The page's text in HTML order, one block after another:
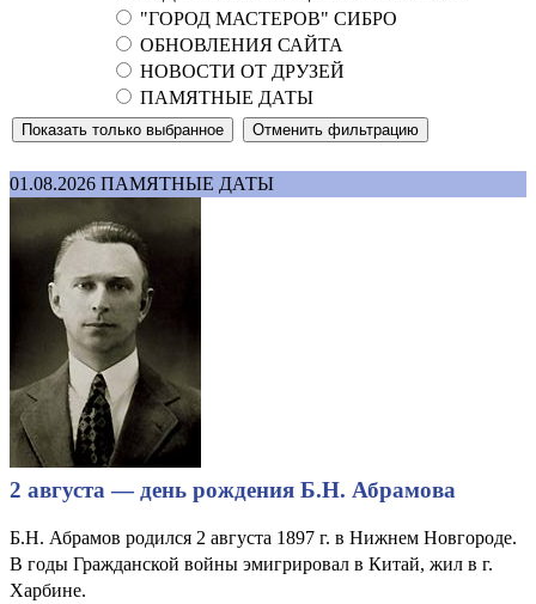
"ГОРОД МАСТЕРОВ" СИБРО
ОБНОВЛЕНИЯ САЙТА
НОВОСТИ ОТ ДРУЗЕЙ
ПАМЯТНЫЕ ДАТЫ
01.08.2026 ПАМЯТНЫЕ ДАТЫ
2 августа — день рождения Б.Н. Абрамова
Б.Н. Абрамов родился 2 августа 1897 г. в Нижнем Новгороде.
В годы Гражданской войны эмигрировал в Китай, жил в г.
Харбине.